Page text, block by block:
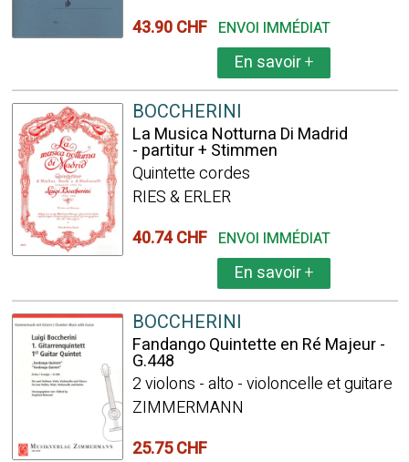
43.90 CHF ENVOI IMMÉDIAT
En savoir+
BOCCHERINI
La Musica Notturna Di Madrid
- partitur + Stimmen
Quintette cordes
RIES & ERLER
40.74 CHF ENVOI IMMÉDIAT
En savoir+
BOCCHERINI
Fandango Quintette en Ré Majeur -
G.448
2 violons - alto - violoncelle et guitare
ZIMMERMANN
25.75 CHF